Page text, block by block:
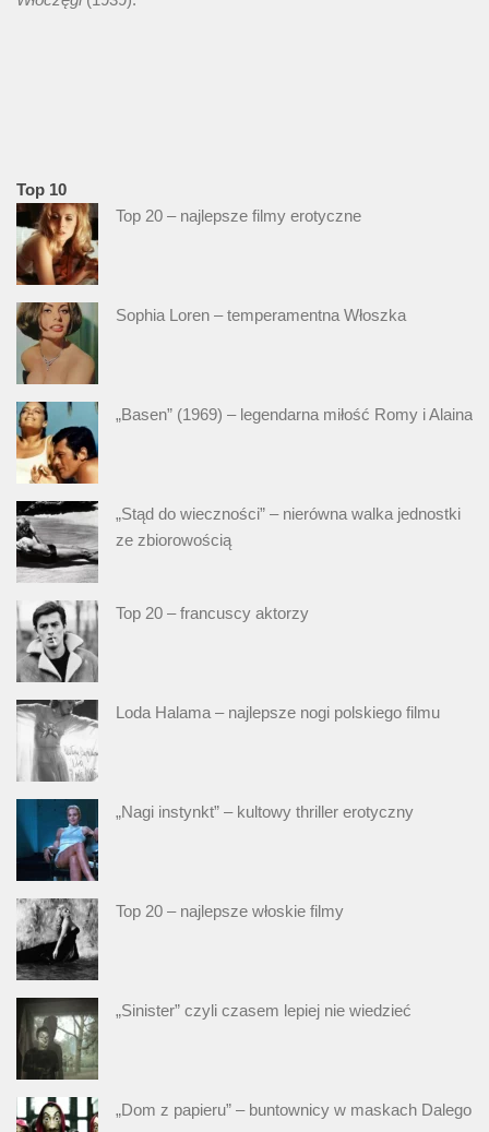
Top 10
Top 20 – najlepsze filmy erotyczne
Sophia Loren – temperamentna Włoszka
„Basen” (1969) – legendarna miłość Romy i Alaina
„Stąd do wieczności” – nierówna walka jednostki
ze zbiorowością
Top 20 – francuscy aktorzy
Loda Halama – najlepsze nogi polskiego filmu
„Nagi instynkt” – kultowy thriller erotyczny
Top 20 – najlepsze włoskie filmy
„Sinister” czyli czasem lepiej nie wiedzieć
„Dom z papieru” – buntownicy w maskach Dalego